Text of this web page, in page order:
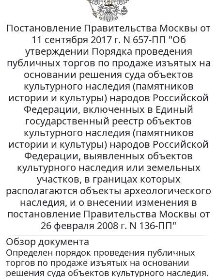
Постановление Правительства Москвы от
11 сентября 2017 г. N 657-ПП "Об
утверждении Порядка проведения
публичных торгов по продаже изъятых на
основании решения суда объектов
культурного наследия (памятников
истории и культуры) народов Российской
Федерации, включенных в Единый
государственный реестр объектов
культурного наследия (памятников
истории и культуры) народов Российской
Федерации, выявленных объектов
культурного наследия или земельных
участков, в границах которых
располагаются объекты археологического
наследия, и о внесении изменения в
постановление Правительства Москвы от
26 февраля 2008 г. N 136-ПП"
Обзор документа
Определен порядок проведения публичных
торгов по продаже изъятых на основании
решения суда объектов культурного наследия.